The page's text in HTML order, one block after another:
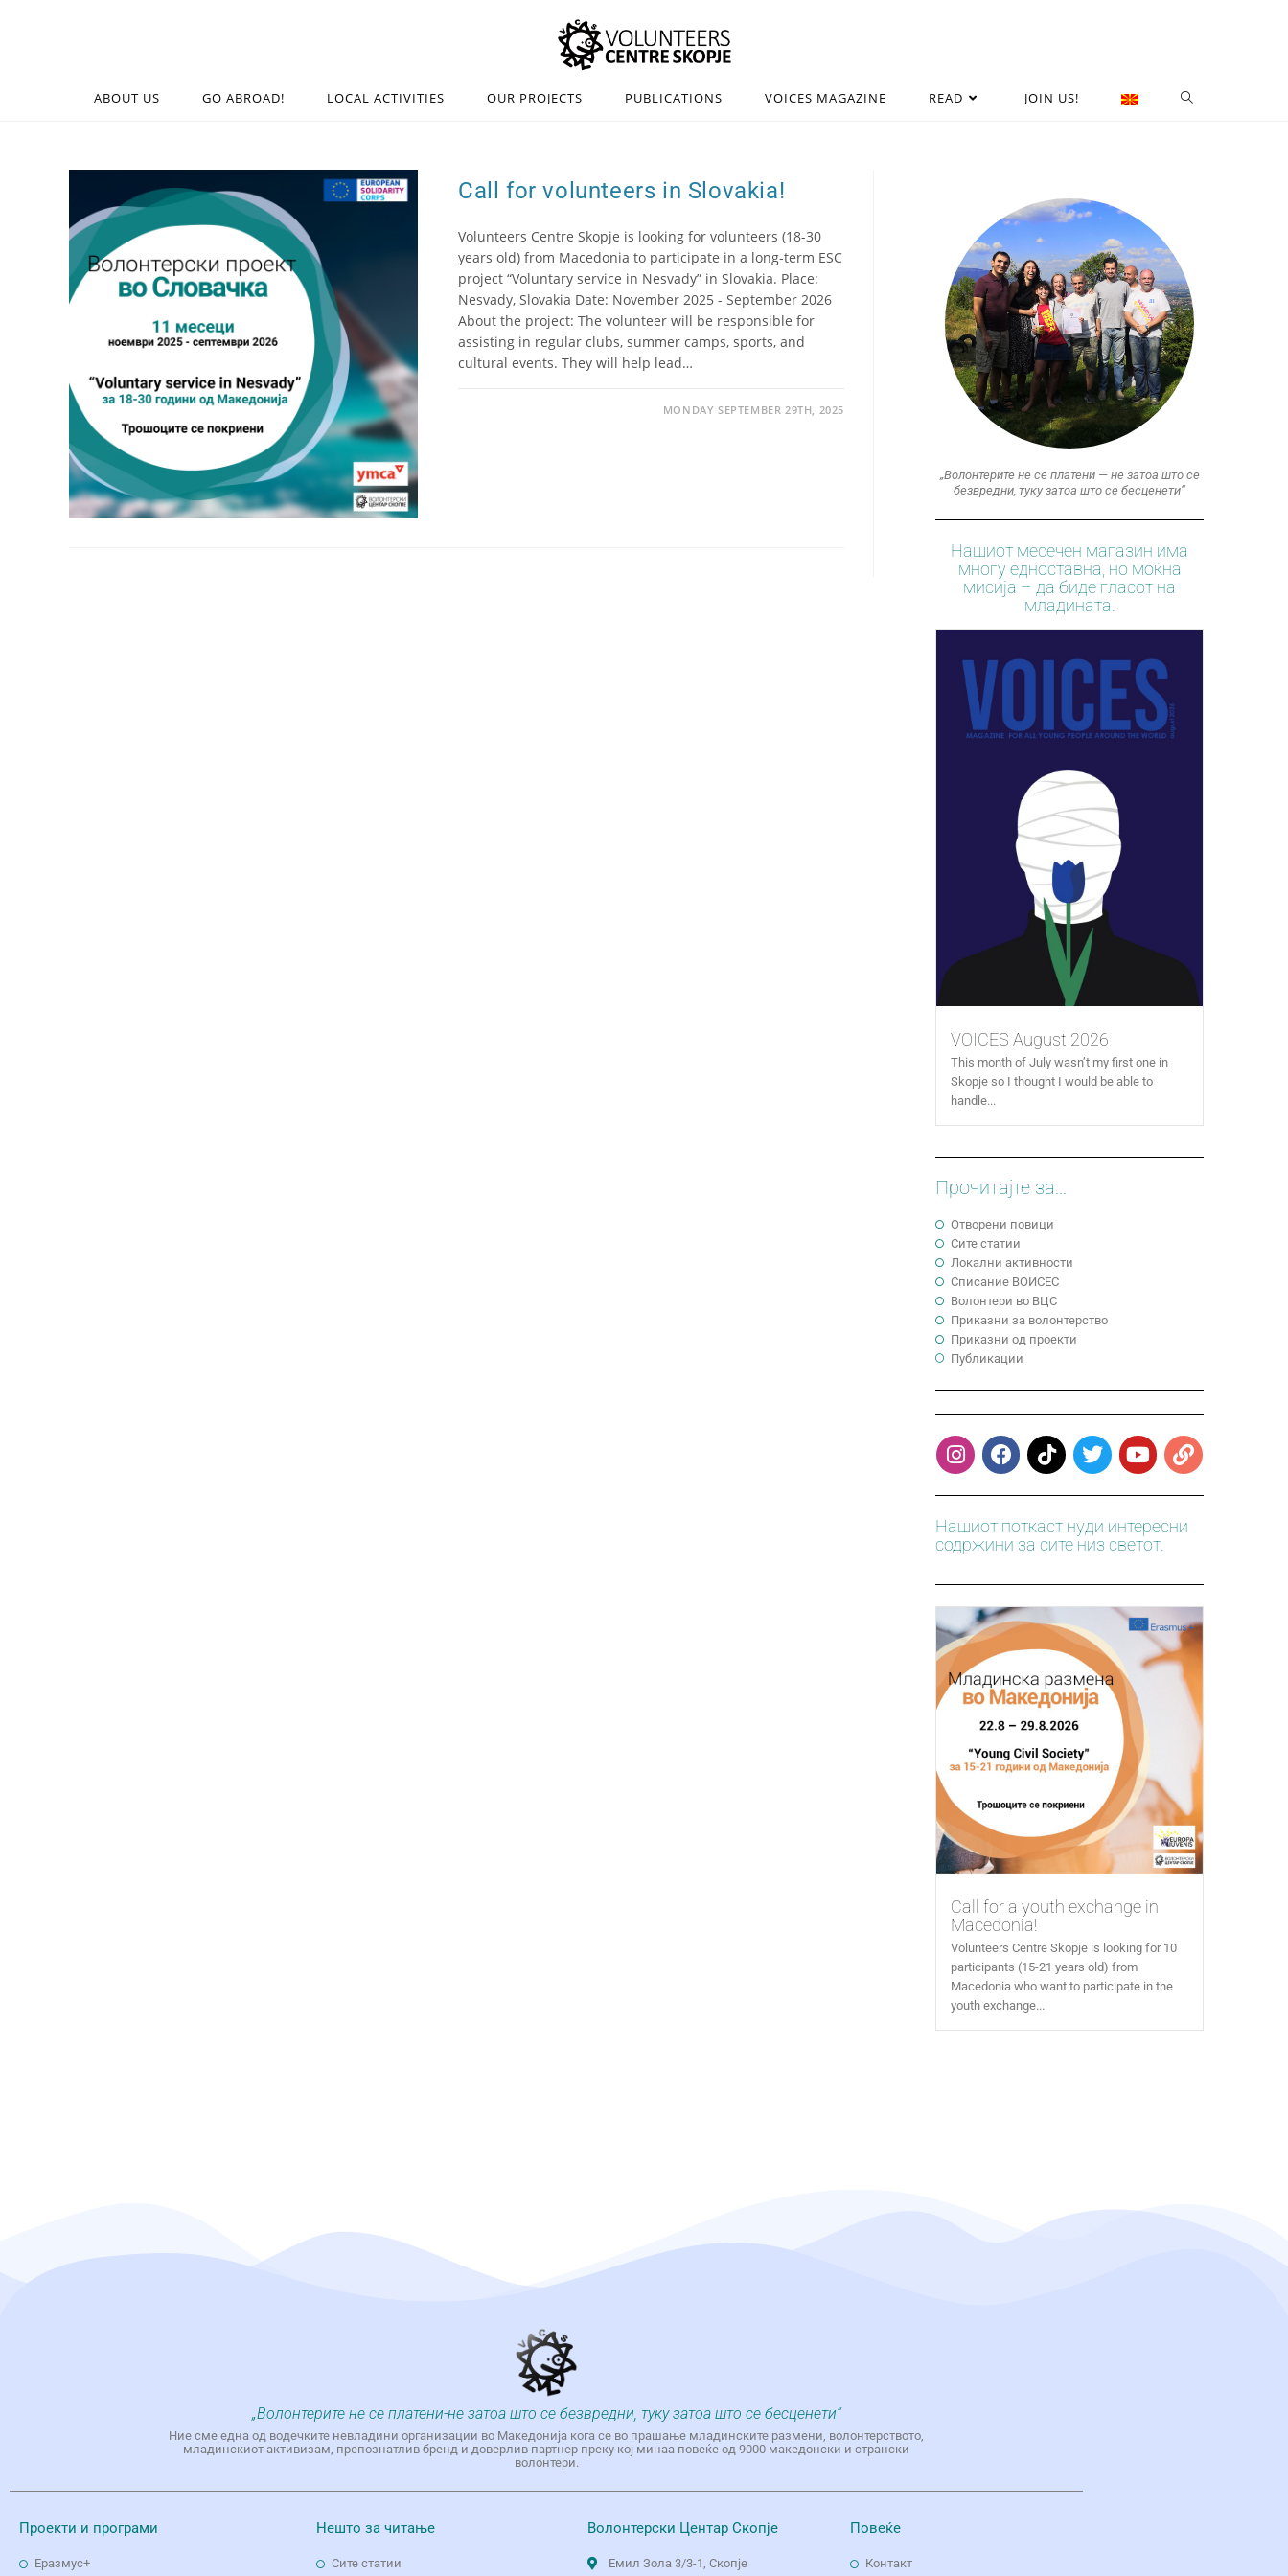
ABOUT US GO ABROAD! LOCAL ACTIVITIES OUR PROJECTS PUBLICATIONS VOICES MAGAZINE READ JOIN US!
Call for volunteers in Slovakia!
Volunteers Centre Skopje is looking for volunteers (18-30
years old) from Macedonia to participate in a long-term ESC
project “Voluntary service in Nesvady” in Slovakia. Place:
Nesvady, Slovakia Date: November 2025 - September 2026
About the project: The volunteer will be responsible for
assisting in regular clubs, summer camps, sports, and
cultural events. They will help lead…
MONDAY SEPTEMBER 29TH, 2025
„Волонтерите не се платени — не затоа што се
безвредни, туку затоа што се бесценети“
Нашиот месечен магазин има
многу едноставна, но моќна
мисија – да биде гласот на
младината.
VOICES August 2026
This month of July wasn’t my first one in
Skopje so I thought I would be able to
handle...
Прочитајте за...
Отворени повици
Сите статии
Локални активности
Cписание ВОИСЕС
Волонтери во ВЦС
Приказни за волонтерство
Приказни од проекти
Публикации
Нашиот поткаст нуди интересни
содржини за сите низ светот.
Call for a youth exchange in
Macedonia!
Volunteers Centre Skopje is looking for 10
participants (15-21 years old) from
Macedonia who want to participate in the
youth exchange...
„Волонтерите не се платени-не затоа што се безвредни, туку затоа што се бесценети“
Ние сме една од водечките невладини организации во Македонија кога се во прашање младинските размени, волонтерството,
младинскиот активизам, препознатлив бренд и доверлив партнер преку кој минаа повеќе од 9000 македонски и странски
волонтери.
Проекти и програми
Еразмус+
Нешто за читање
Сите статии
Волонтерски Центар Скопје
Емил Зола 3/3-1, Скопје
Повеќе
Контакт